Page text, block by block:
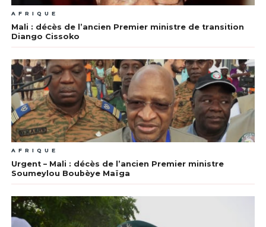
AFRIQUE
Mali : décès de l’ancien Premier ministre de transition
Diango Cissoko
AFRIQUE
Urgent – Mali : décès de l’ancien Premier ministre
Soumeylou Boubèye Maïga